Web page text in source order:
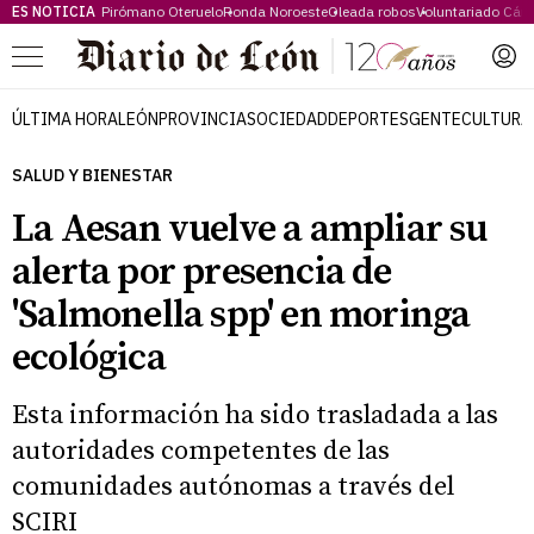
ES NOTICIA Pirómano OterueloRonda NoroesteOleada robosVoluntariado
Menú
ÚLTIMA HORALEÓNPROVINCIASOCIEDADDEPORTESGENTECULTURA
SALUD Y BIENESTAR
La Aesan vuelve a ampliar su
alerta por presencia de
'Salmonella spp' en moringa
ecológica
Esta información ha sido trasladada a las
autoridades competentes de las
comunidades autónomas a través del
SCIRI